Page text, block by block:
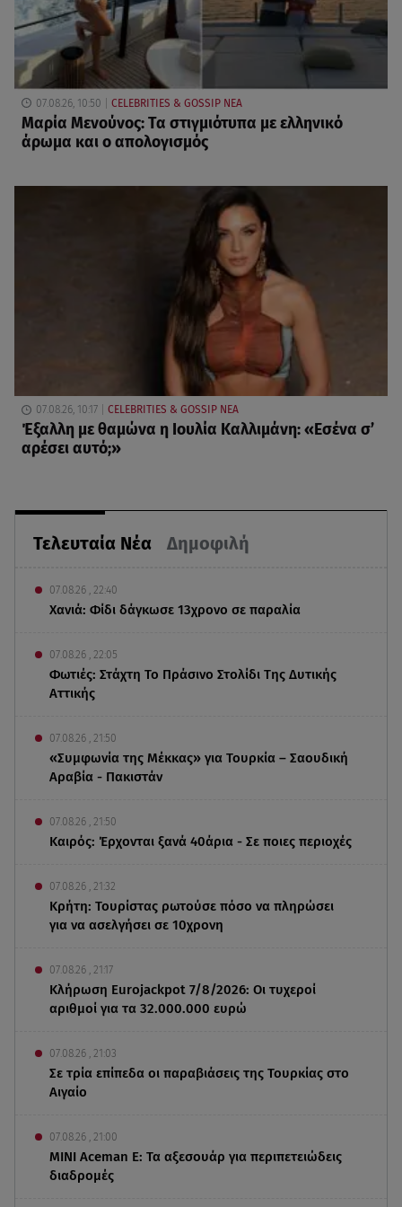
Τελευταία Νέα Δημοφιλή
07.08.26 , 22:40
Χανιά: Φίδι δάγκωσε 13χρονο σε παραλία
07.08.26 , 22:05
Φωτιές: Στάχτη Το Πράσινο Στολίδι Της Δυτικής
Αττικής
07.08.26 , 21:50
«Συμφωνία της Μέκκας» για Τουρκία – Σαουδική
Αραβία - Πακιστάν
07.08.26 , 21:50
Καιρός: Έρχονται ξανά 40άρια - Σε ποιες περιοχές
07.08.26 , 21:32
Κρήτη: Τουρίστας ρωτούσε πόσο να πληρώσει
για να ασελγήσει σε 10χρονη
07.08.26 , 21:17
Κλήρωση Eurojackpot 7/8/2026: Οι τυχεροί
αριθμοί για τα 32.000.000 ευρώ
07.08.26 , 21:03
Σε τρία επίπεδα οι παραβιάσεις της Τουρκίας στο
Αιγαίο
07.08.26 , 21:00
MINI Aceman E: Τα αξεσουάρ για περιπετειώδεις
διαδρομές
07.08.26, 10:50 CELEBRITIES & GOSSIP ΝΕΑ
Μαρία Μενούνος: Τα στιγμιότυπα με ελληνικό
άρωμα και ο απολογισμός
07.08.26, 10:17 CELEBRITIES & GOSSIP ΝΕΑ
Έξαλλη με θαμώνα η Ιουλία Καλλιμάνη: «Εσένα σ’
αρέσει αυτό;»